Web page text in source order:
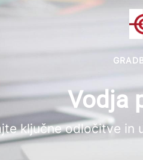
Vodja
ključne odločitve in